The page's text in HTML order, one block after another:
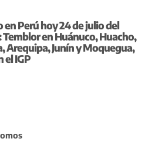
en Perú hoy 24 de julio del
Temblor en Huánuco, Huacho,
Arequipa, Junín y Moquegua,
el IGP